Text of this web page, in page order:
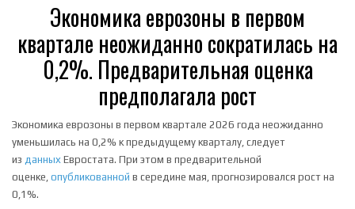
Экономика еврозоны в первом
квартале неожиданно сократилась на
0,2%. Предварительная оценка
предполагала рост
Экономика еврозоны в первом квартале 2026 года неожиданно
уменьшилась на 0,2% к предыдущему кварталу, следует
из данных Евростата. При этом в предварительной
оценке, опубликованной в середине мая, прогнозировался рост на
0,1%.